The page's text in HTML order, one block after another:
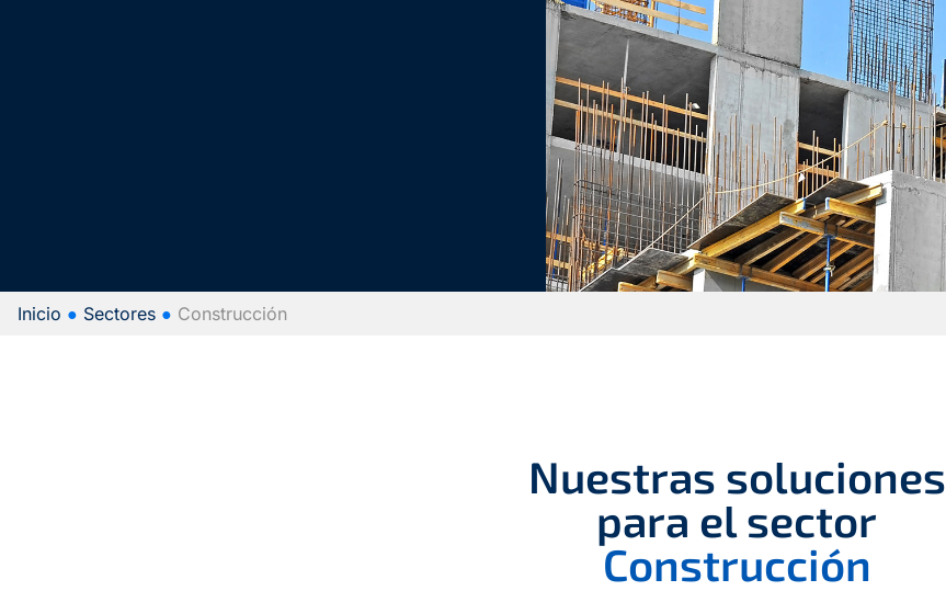
Inicio ● Sectores ● Construcción
Nuestras soluciones
para el sector
Construcción